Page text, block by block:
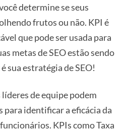
determine se seus
frutos ou não. KPI é
que pode ser usada para
metas de SEO estão sendo
sua estratégia de SEO!
líderes de equipe podem
para identificar a eficácia da
KPIs como Taxa